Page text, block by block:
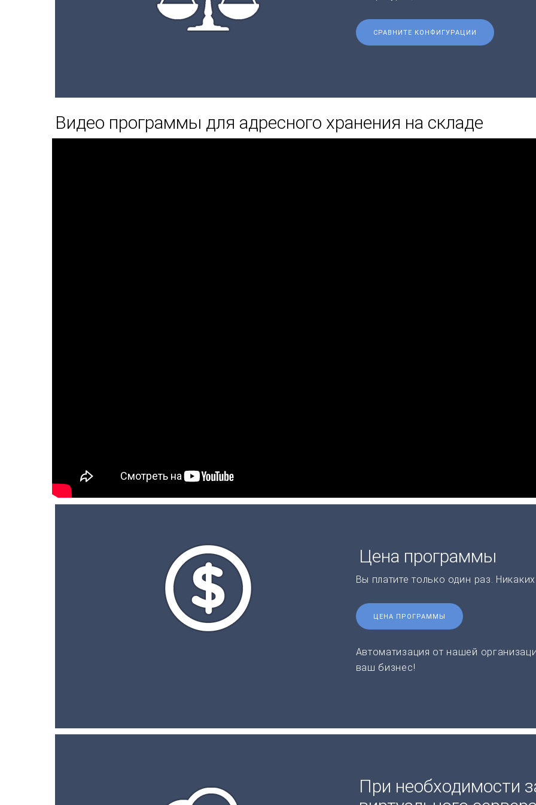
СРАВНИТЕ КОНФИГУРАЦИИ
Видео программы для адресного хранения на складе
Цена программы
Вы платите только один раз.
ЦЕНА ПРОГРАММЫ
Автоматизация от нашей
ваш бизнес!
При необходимости